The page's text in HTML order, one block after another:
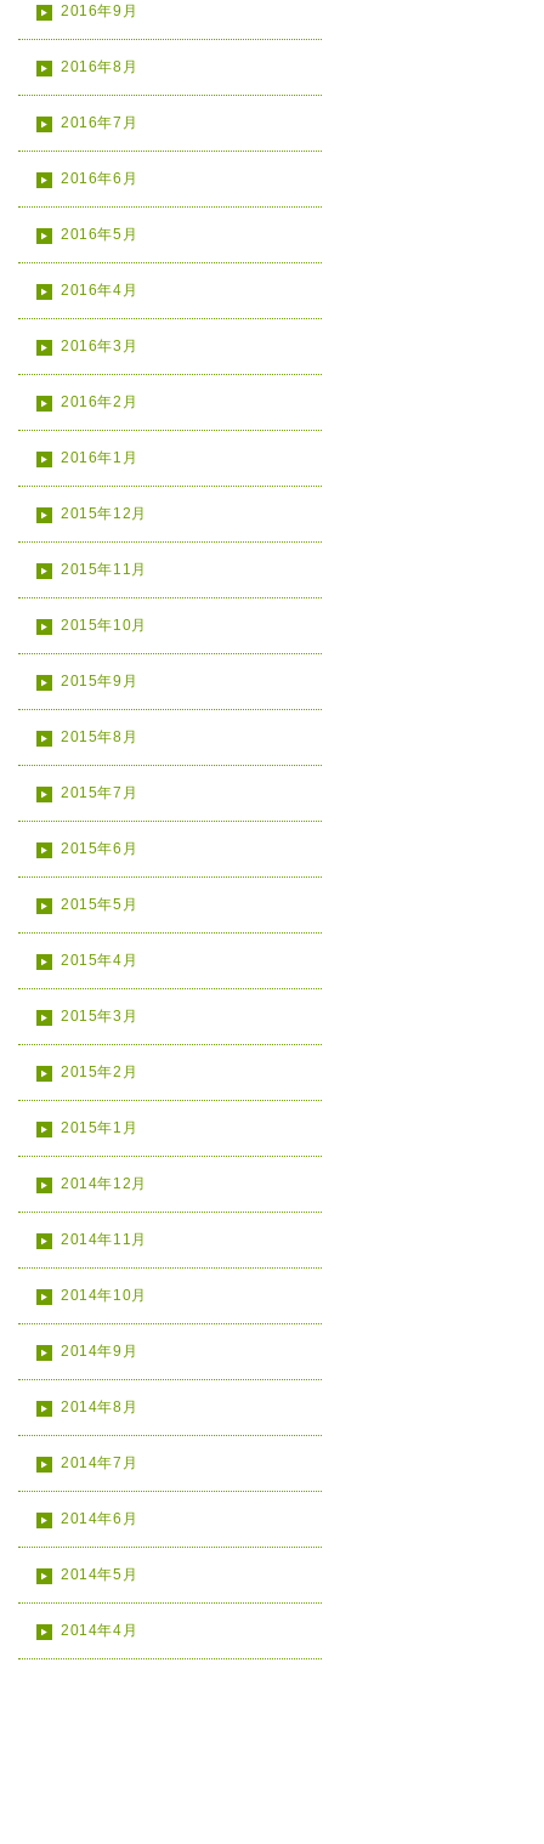
2016年9月
2016年8月
2016年7月
2016年6月
2016年5月
2016年4月
2016年3月
2016年2月
2016年1月
2015年12月
2015年11月
2015年10月
2015年9月
2015年8月
2015年7月
2015年6月
2015年5月
2015年4月
2015年3月
2015年2月
2015年1月
2014年12月
2014年11月
2014年10月
2014年9月
2014年8月
2014年7月
2014年6月
2014年5月
2014年4月